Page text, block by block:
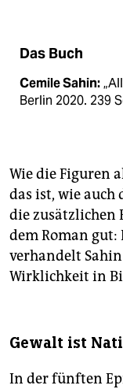
Das Buch
Cemile Sahin:
Berlin 2020. 239
Wie die Figuren
das ist, wie auch
die zusätzlichen
dem Roman gut:
verhandelt
Wirklichkeit in
Gewalt ist
In der fünften